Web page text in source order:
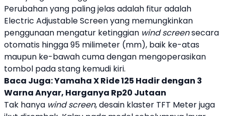
Perubahan yang paling jelas adalah fitur adalah
Electric Adjustable Screen yang memungkinkan
penggunaan mengatur ketinggian wind screensecara
otomatis hingga 95 milimeter (mm), baik ke-atas
maupun ke-bawah cuma dengan mengoperasikan
tombol pada stang kemudi kiri.
Baca Juga:Yamaha X Ride 125 Hadir dengan 3
Warna Anyar, Harganya Rp20 Jutaan
Tak hanya wind screen, desain klaster TFT Meter juga